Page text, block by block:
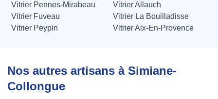
Vitrier Pennes-Mirabeau
Vitrier Allauch
Vitrier Fuveau
Vitrier La Bouilladisse
Vitrier Peypin
Vitrier Aix-En-Provence
Nos autres artisans à Simiane-
Collongue